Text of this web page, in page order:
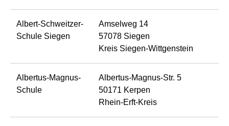
Albert-Schweitzer-
Schule Siegen
Amselweg 14
57078 Siegen
Kreis Siegen-Wittgenstein
Albertus-Magnus-
Schule
Albertus-Magnus-Str. 5
50171 Kerpen
Rhein-Erft-Kreis